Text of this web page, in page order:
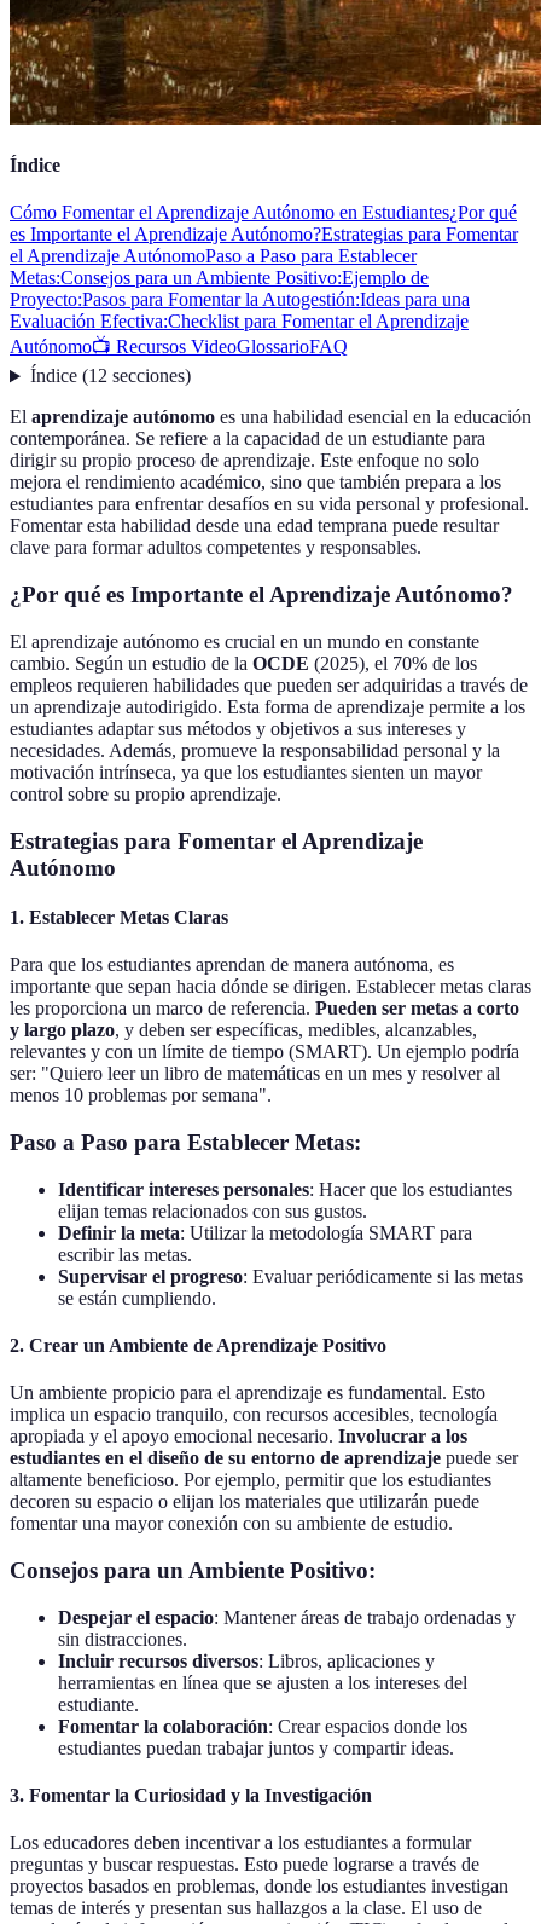
Índice
Cómo Fomentar el Aprendizaje Autónomo en Estudiantes¿Por qué
es Importante el Aprendizaje Autónomo?Estrategias para Fomentar
el Aprendizaje AutónomoPaso a Paso para Establecer
Metas:Consejos para un Ambiente Positivo:Ejemplo de
Proyecto:Pasos para Fomentar la Autogestión:Ideas para una
Evaluación Efectiva:Checklist para Fomentar el Aprendizaje
Autónomo📺 Recursos VideoGlossarioFAQ
Índice(12 secciones)
El aprendizaje autónomo es una habilidad esencial en la educación
contemporánea. Se refiere a la capacidad de un estudiante para
dirigir su propio proceso de aprendizaje. Este enfoque no solo
mejora el rendimiento académico, sino que también prepara a los
estudiantes para enfrentar desafíos en su vida personal y profesional.
Fomentar esta habilidad desde una edad temprana puede resultar
clave para formar adultos competentes y responsables.
¿Por qué es Importante el Aprendizaje Autónomo?
El aprendizaje autónomo es crucial en un mundo en constante
cambio. Según un estudio de la OCDE (2025), el 70% de los
empleos requieren habilidades que pueden ser adquiridas a través de
un aprendizaje autodirigido. Esta forma de aprendizaje permite a los
estudiantes adaptar sus métodos y objetivos a sus intereses y
necesidades. Además, promueve la responsabilidad personal y la
motivación intrínseca, ya que los estudiantes sienten un mayor
control sobre su propio aprendizaje.
Estrategias para Fomentar el Aprendizaje
Autónomo
1. Establecer Metas Claras
Para que los estudiantes aprendan de manera autónoma, es
importante que sepan hacia dónde se dirigen. Establecer metas claras
les proporciona un marco de referencia. Pueden ser metas a corto
y largo plazo, y deben ser específicas, medibles, alcanzables,
relevantes y con un límite de tiempo (SMART). Un ejemplo podría
ser: "Quiero leer un libro de matemáticas en un mes y resolver al
menos 10 problemas por semana".
Paso a Paso para Establecer Metas:
Identificar intereses personales: Hacer que los estudiantes
elijan temas relacionados con sus gustos.
Definir la meta: Utilizar la metodología SMART para
escribir las metas.
Supervisar el progreso: Evaluar periódicamente si las metas
se están cumpliendo.
2. Crear un Ambiente de Aprendizaje Positivo
Un ambiente propicio para el aprendizaje es fundamental. Esto
implica un espacio tranquilo, con recursos accesibles, tecnología
apropiada y el apoyo emocional necesario. Involucrar a los
estudiantes en el diseño de su entorno de aprendizaje puede ser
altamente beneficioso. Por ejemplo, permitir que los estudiantes
decoren su espacio o elijan los materiales que utilizarán puede
fomentar una mayor conexión con su ambiente de estudio.
Consejos para un Ambiente Positivo:
Despejar el espacio: Mantener áreas de trabajo ordenadas y
sin distracciones.
Incluir recursos diversos: Libros, aplicaciones y
herramientas en línea que se ajusten a los intereses del
estudiante.
Fomentar la colaboración: Crear espacios donde los
estudiantes puedan trabajar juntos y compartir ideas.
3. Fomentar la Curiosidad y la Investigación
Los educadores deben incentivar a los estudiantes a formular
preguntas y buscar respuestas. Esto puede lograrse a través de
proyectos basados en problemas, donde los estudiantes investigan
temas de interés y presentan sus hallazgos a la clase. El uso de